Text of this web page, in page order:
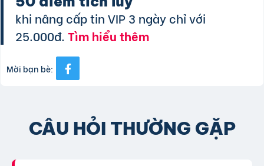
khi nâng cấp tin VIP 3 ngày chỉ với
25.000đ.Tìm hiểu thêm
Mời bạn bè:
CÂU HỎI THƯỜNG GẶP